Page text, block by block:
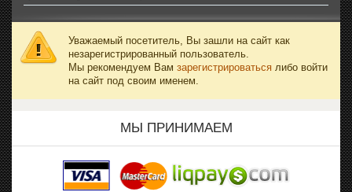
Уважаемый посетитель, Вы зашли на сайт как
незарегистрированный пользователь.
Мы рекомендуем Вам зарегистрироваться либо войти
на сайт под своим именем.
МЫ ПРИНИМАЕМ